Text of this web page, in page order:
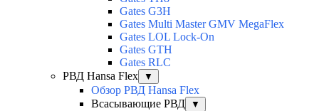
Gates G3H
Gates Multi Master GMV MegaFlex
Gates LOL Lock-On
Gates GTH
Gates RLC
РВД Hansa Flex
▼
Обзор РВД Hansa Flex
Всасывающие РВД
▼